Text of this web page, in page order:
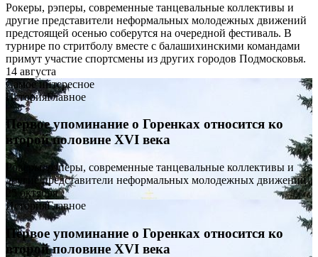
Рокеры, рэперы, современные танцевальные коллективы и
другие представители неформальных молодежных движений
предстоящей осенью соберутся на очередной фестиваль. В
турнире по стритболу вместе с балашихинскими командами
примут участие спортсмены из других городов Подмосковья.
14 августа
Самое интересное
ИсторияГлавное
Первое упоминание о Горенках относится ко
второй половине XVI века
Рокеры, рэперы, современные танцевальные коллективы и
другие представители неформальных молодежных движений
25 октября
ИсторияГлавное
Первое упоминание о Горенках относится ко
второй половине XVI века